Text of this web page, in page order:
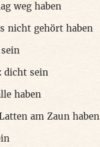
weg haben
nicht gehört haben
dicht sein
haben
am Zaun haben